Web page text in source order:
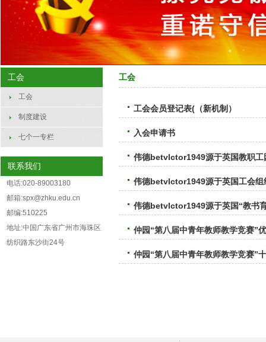
工会
工会
制度建设
七个一专栏
联系我们
电话:020-89003180
邮箱:spx@zhku.edu.cn
邮编:510225
地址:中国广东省广州市海珠区
纺织路东沙街24号
工会
工会会员登记表(（新机制）
入会申请书
伟德betvlctor1949源于英国教职工
伟德betvlctor1949源于英国工会组
伟德betvlctor1949源于英国“教书
仲园“第八届中青年教师教学竞赛
仲园“第八届中青年教师教学竞赛